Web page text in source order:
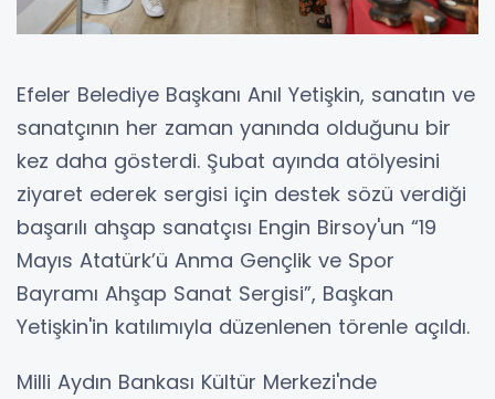
Efeler Belediye Başkanı Anıl Yetişkin, sanatın ve
sanatçının her zaman yanında olduğunu bir
kez daha gösterdi. Şubat ayında atölyesini
ziyaret ederek sergisi için destek sözü verdiği
başarılı ahşap sanatçısı Engin Birsoy'un “19
Mayıs Atatürk’ü Anma Gençlik ve Spor
Bayramı Ahşap Sanat Sergisi”, Başkan
Yetişkin'in katılımıyla düzenlenen törenle açıldı.
Milli Aydın Bankası Kültür Merkezi'nde